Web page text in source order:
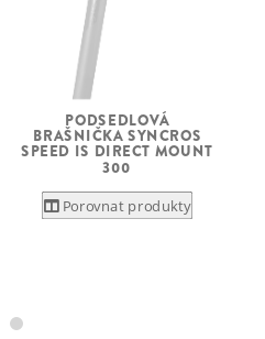
PODSEDLOVÁ
BRAŠNIČKA SYNCROS
SPEED IS DIRECT MOUNT
300
Porovnat produkty